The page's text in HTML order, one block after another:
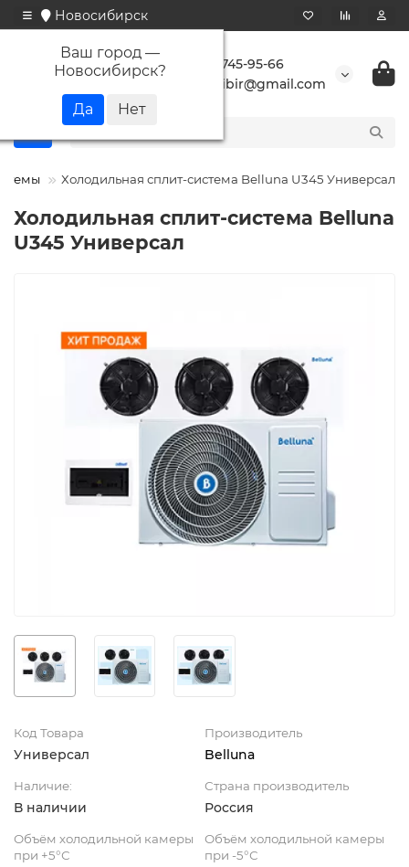
Новосибирск
Ваш город —
Новосибирск?
+7 923 745-95-66
buransibir@gmail.com
Холодильная сплит-система Belluna U345 Универсал
Холодильная сплит-система Belluna
U345 Универсал
Код Товара
Универсал
Производитель
Belluna
Наличие:
В наличии
Страна производитель
Россия
Объём холодильной камеры
при +5°С
Объём холодильной камеры
при -5°С